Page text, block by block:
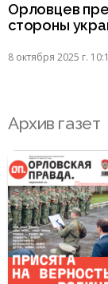
Орловцев
стороны
8 октября 2025 г.
Архив газет